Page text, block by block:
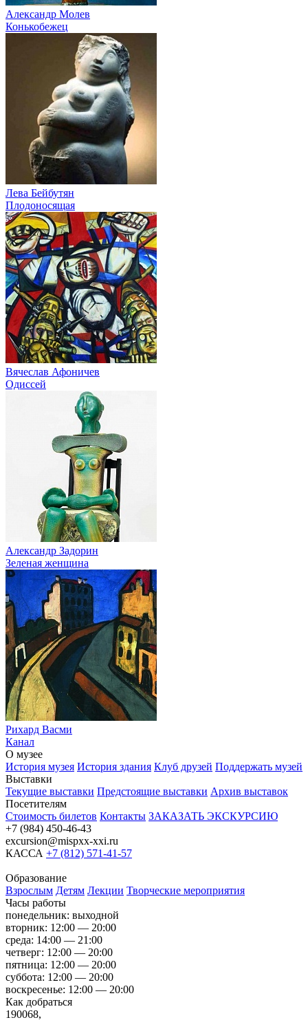
Александр Молев
Конькобежец
Лева Бейбутян
Плодоносящая
Вячеслав Афоничев
Одиссей
Александр Задорин
Зеленая женщина
Рихард Васми
Канал
О музее
История музея История здания Клуб друзей Поддержать музей
Выставки
Текущие выставки Предстоящие выставки Архив выставок
Посетителям
Стоимость билетов Контакты ЗАКАЗАТЬ ЭКСКУРСИЮ
+7 (984) 450-46-43
excursion@mispxx-xxi.ru
КАССА +7 (812) 571-41-57
Образование
Взрослым Детям Лекции Творческие мероприятия
Часы работы
понедельник: выходной
вторник: 12:00 — 20:00
среда: 14:00 — 21:00
четверг: 12:00 — 20:00
пятница: 12:00 — 20:00
суббота: 12:00 — 20:00
воскресенье: 12:00 — 20:00
Как добраться
190068,